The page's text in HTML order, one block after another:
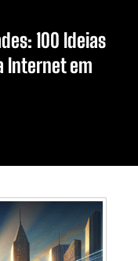
100 Ideias
Internet em